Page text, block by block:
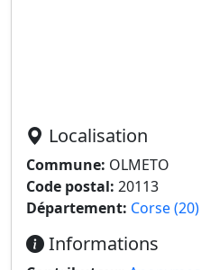
Localisation
Commune: OLMETO
Code postal: 20113
Département: Corse (20)
Informations